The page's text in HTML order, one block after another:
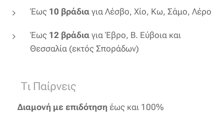
Έως 10 βράδια για Λέσβο, Χίο, Κω, Σάμο, Λέρο
Έως 12 βράδια για Έβρο, Β. Εύβοια και
Θεσσαλία (εκτός Σποράδων)
💸 Τι Παίρνεις
Διαμονή με επιδότηση έως και 100%